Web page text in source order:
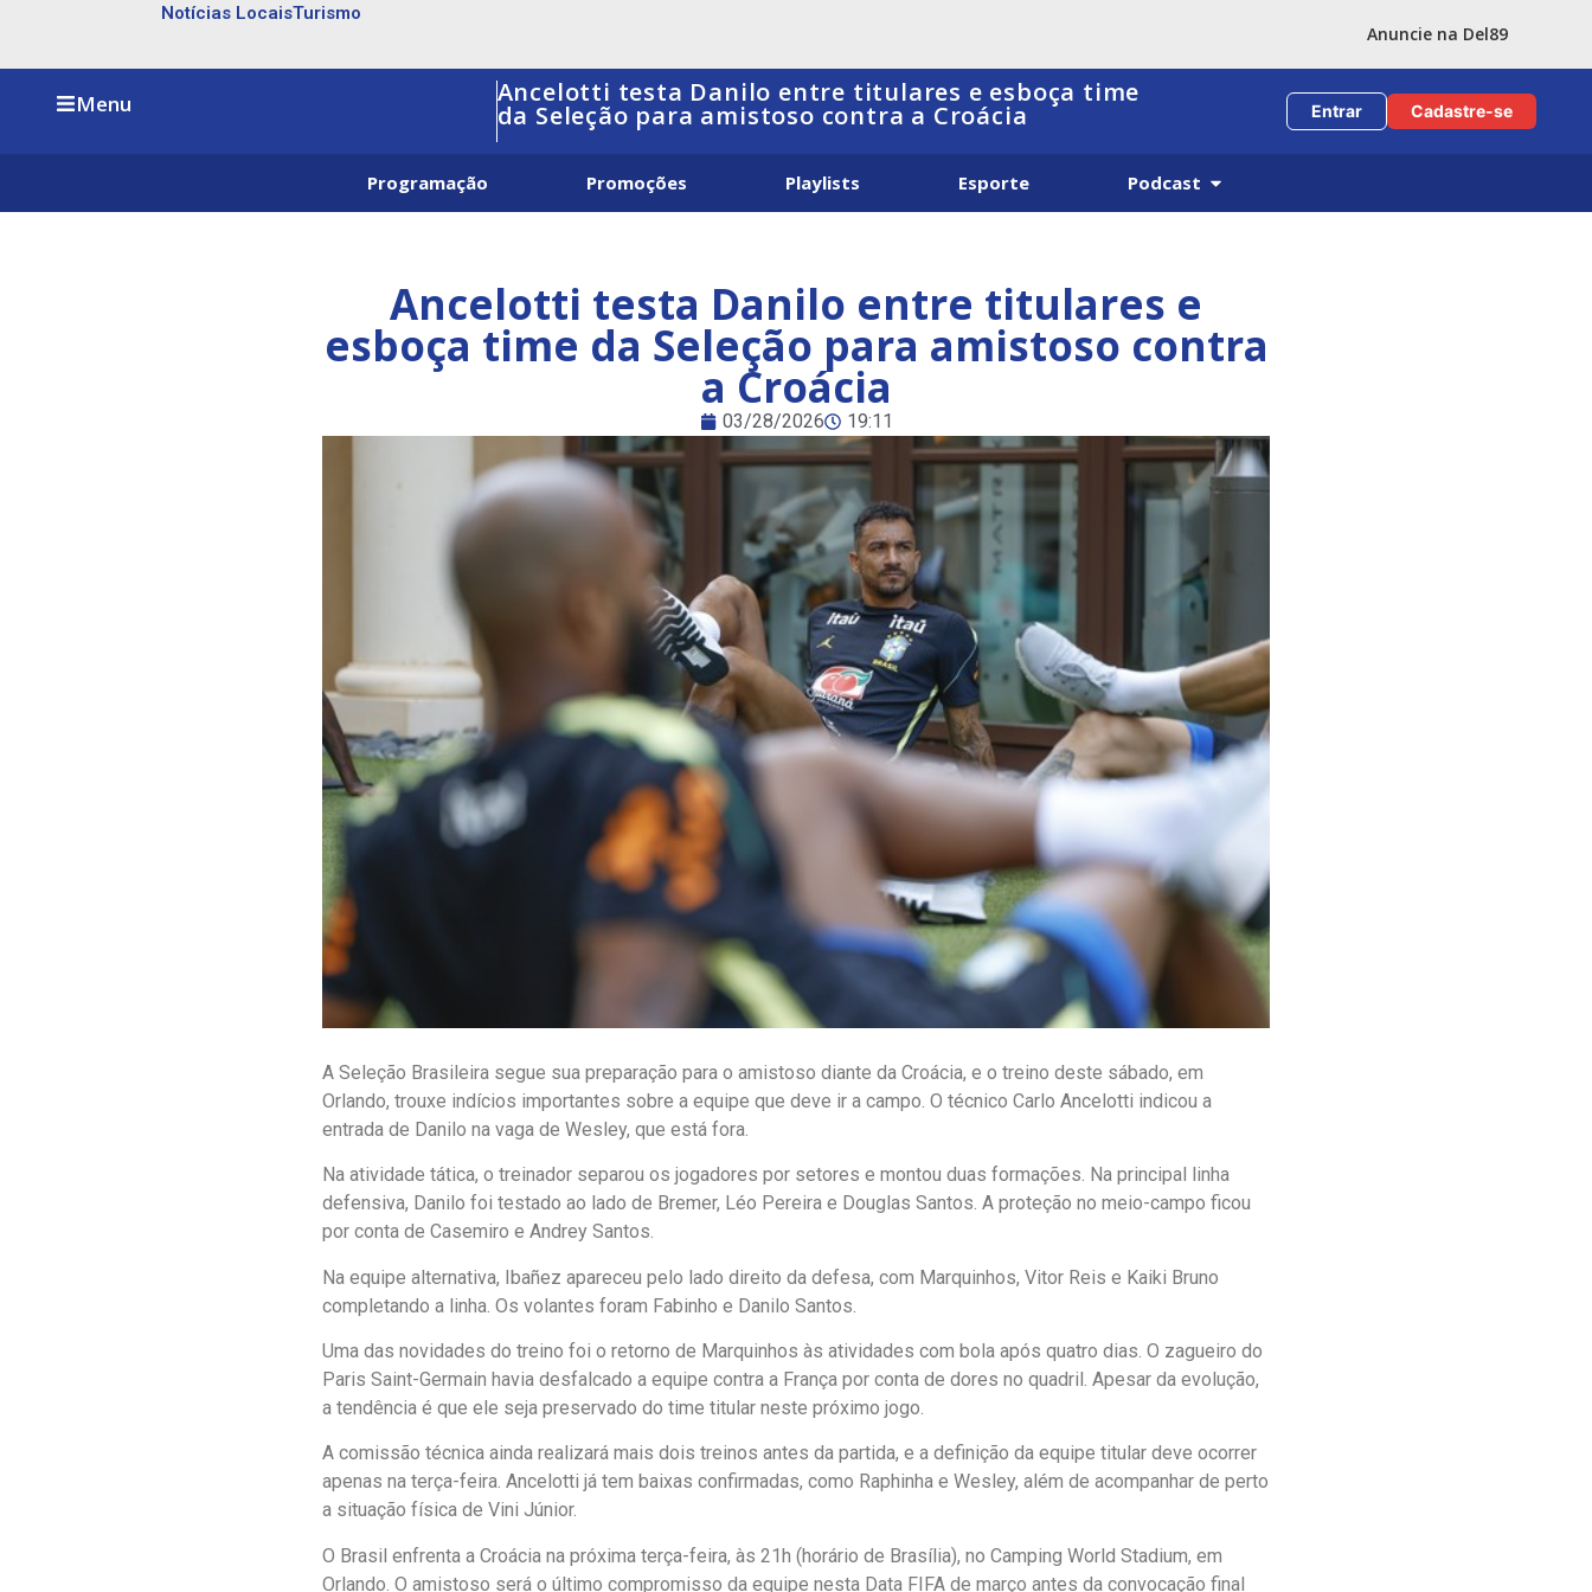
Notícias LocaisTurismo
Anuncie na Del89
Menu Ancelotti testa Danilo entre titulares e esboça time
da Seleção para amistoso contra a Croácia Entrar Cadastre-se
Programação Promoções Playlists Esporte Podcast
Ancelotti testa Danilo entre titulares e
esboça time da Seleção para amistoso contra
a Croácia
03/28/2026 19:11
A Seleção Brasileira segue sua preparação para o amistoso diante da Croácia, e o treino deste sábado, em
Orlando, trouxe indícios importantes sobre a equipe que deve ir a campo. O técnico Carlo Ancelotti indicou a
entrada de Danilo na vaga de Wesley, que está fora.
Na atividade tática, o treinador separou os jogadores por setores e montou duas formações. Na principal linha
defensiva, Danilo foi testado ao lado de Bremer, Léo Pereira e Douglas Santos. A proteção no meio-campo ficou
por conta de Casemiro e Andrey Santos.
Na equipe alternativa, Ibañez apareceu pelo lado direito da defesa, com Marquinhos, Vitor Reis e Kaiki Bruno
completando a linha. Os volantes foram Fabinho e Danilo Santos.
Uma das novidades do treino foi o retorno de Marquinhos às atividades com bola após quatro dias. O zagueiro do
Paris Saint-Germain havia desfalcado a equipe contra a França por conta de dores no quadril. Apesar da evolução,
a tendência é que ele seja preservado do time titular neste próximo jogo.
A comissão técnica ainda realizará mais dois treinos antes da partida, e a definição da equipe titular deve ocorrer
apenas na terça-feira. Ancelotti já tem baixas confirmadas, como Raphinha e Wesley, além de acompanhar de perto
a situação física de Vini Júnior.
O Brasil enfrenta a Croácia na próxima terça-feira, às 21h (horário de Brasília), no Camping World Stadium, em
Orlando. O amistoso será o último compromisso da equipe nesta Data FIFA de março antes da convocação final